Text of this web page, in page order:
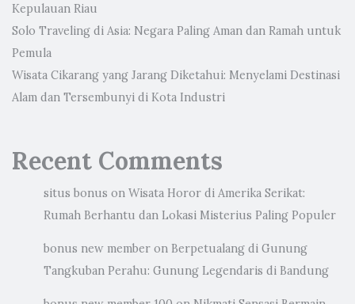
Kepulauan Riau
Solo Traveling di Asia: Negara Paling Aman dan Ramah untuk
Pemula
Wisata Cikarang yang Jarang Diketahui: Menyelami Destinasi
Alam dan Tersembunyi di Kota Industri
Recent Comments
situs bonus on Wisata Horor di Amerika Serikat:
Rumah Berhantu dan Lokasi Misterius Paling Populer
bonus new member on Berpetualang di Gunung
Tangkuban Perahu: Gunung Legendaris di Bandung